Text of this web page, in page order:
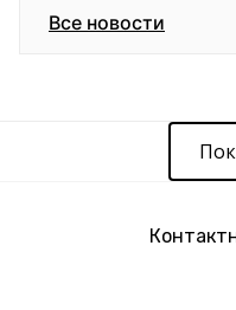
Все новости